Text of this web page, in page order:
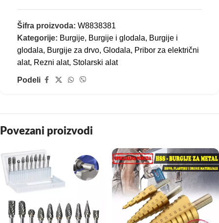
Šifra proizvoda: W8838381
Kategorije: Burgije, Burgije i glodala, Burgije i
glodala, Burgije za drvo, Glodala, Pribor za električni
alat, Rezni alat, Stolarski alat
Podeli
Povezani proizvodi